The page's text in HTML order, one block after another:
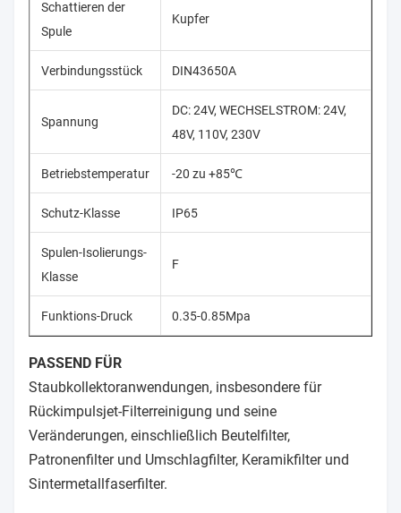
Schattieren der
Spule
Kupfer
Verbindungsstück DIN43650A
Spannung
DC: 24V, WECHSELSTROM: 24V,
48V, 110V, 230V
Betriebstemperatur -20 zu +85℃
Schutz-Klasse IP65
Spulen-Isolierungs-
Klasse
F
Funktions-Druck 0.35-0.85Mpa
PASSEND FÜR
Staubkollektoranwendungen, insbesondere für
Rückimpulsjet-Filterreinigung und seine
Veränderungen, einschließlich Beutelfilter,
Patronenfilter und Umschlagfilter, Keramikfilter und
Sintermetallfaserfilter.